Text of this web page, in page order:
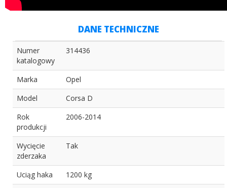
DANE TECHNICZNE
Numer
katalogowy
314436
Marka
Opel
Model
Corsa D
Rok
produkcji
2006-2014
Wycięcie
zderzaka
Tak
Uciąg haka
1200 kg